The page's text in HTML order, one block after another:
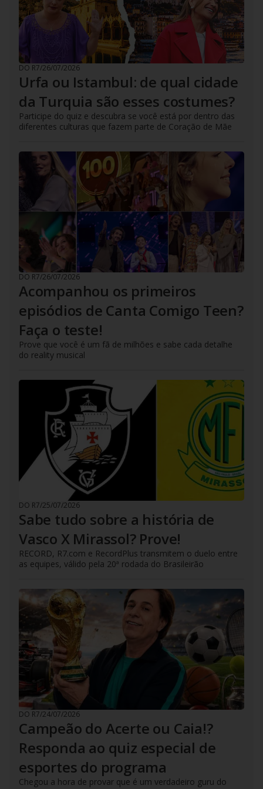
DO R7/26/07/2026
Urfa ou Istambul: de qual cidade
da Turquia são esses costumes?
Participe do quiz e descubra se você está por dentro das
diferentes culturas que fazem parte de Coração de Mãe
DO R7/26/07/2026
Acompanhou os primeiros
episódios de Canta Comigo Teen?
Faça o teste!
Prove que você é um fã de milhões e sabe cada detalhe
do reality musical
DO R7/25/07/2026
Sabe tudo sobre a história de
Vasco X Mirassol? Prove!
RECORD, R7.com e RecordPlus transmitem o duelo entre
as equipes, válido pela 20ª rodada do Brasileirão
DO R7/24/07/2026
Campeão do Acerte ou Caia!?
Responda ao quiz especial de
esportes do programa
Chegou a hora de provar que é um verdadeiro guru do